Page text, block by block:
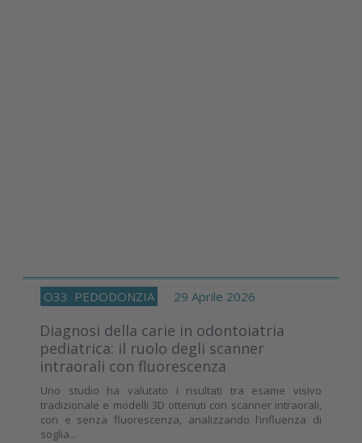
O33 PEDODONZIA 29 Aprile 2026
Diagnosi della carie in odontoiatria
pediatrica: il ruolo degli scanner
intraorali con fluorescenza
Uno studio ha valutato i risultati tra esame visivo
tradizionale e modelli 3D ottenuti con scanner intraorali,
con e senza fluorescenza, analizzando l’influenza di
soglia...